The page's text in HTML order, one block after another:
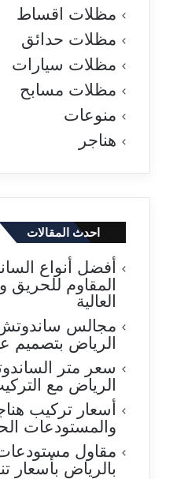
مظلات اقساط
مظلات حدائق
مظلات سيارات
مظلات مسابح
منوعات
هناجر
احدث المقالات
أفضل أنواع
المقاوم للحريق
العالية
مجالس
الرياض بتصميم
سعر متر
الرياض مع
أسعار تركيب
والمستودعات
مقاول
بالرياض بأسعار